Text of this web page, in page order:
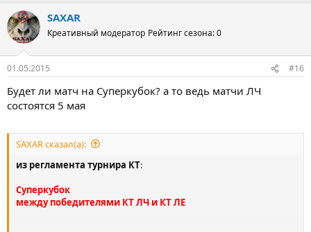
SAXAR
Креативный модератор Рейтинг сезона: 0
01.05.2015 #16
Будет ли матч на Суперкубок? а то ведь матчи ЛЧ
состоятся 5 мая
SAXAR сказал(а):
из регламента турнира КТ:
Суперкубок
между победителями КТ ЛЧ и КТ ЛЕ